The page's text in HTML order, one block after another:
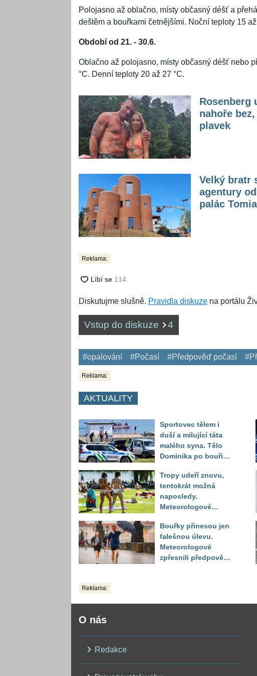
Polojasno až oblačno, místy občasný déšť a
deštěm a bouřkami četnějšími. Noční teploty 15
Období od 21. - 30.6.
Oblačno až polojasno, místy občasný déšť nebo
°C. Denní teploty 20 až 27 °C.
Rosenberg
nahoře
plavek
Velký bratr
agentury
palác
Reklama:
Diskutujme slušně. Pravidla diskuze na portálu
Vstup do diskuze 4
#opalování #Počasí #Předpověď počasí
Reklama:
AKTUALITY
Sportovec tělem i
duší a milující táta
malého syna. Tělo
Dominika po bouři
až druhý den
Tropy udeří znovu,
tentokrát možná
naposledy.
Meteorologové
do září
Bouřky přinesou jen
falešnou úlevu.
Meteorologové
zpřesnili předpověď
Reklama:
O nás
Redakce